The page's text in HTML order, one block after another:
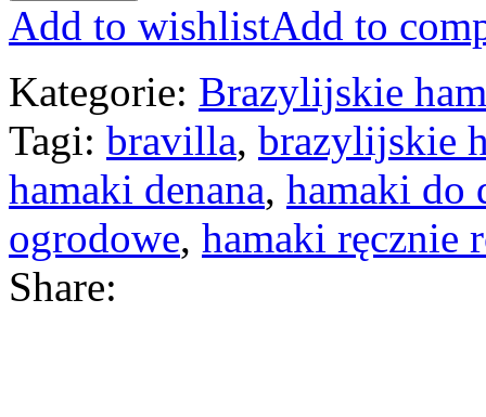
Add to wishlistAdd to
Kategorie: Brazylijskie
Tagi: bravilla, brazylijskie
hamaki denana, hamaki do
ogrodowe, hamaki ręcznie
Share: